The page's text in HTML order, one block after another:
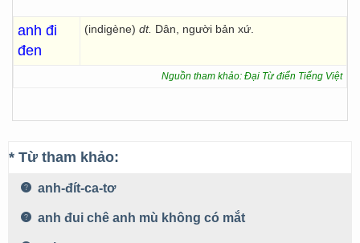
anh đi
đen
(indigène) dt. Dân, người bản xứ.
Nguồn tham khảo: Đại Từ điển Tiếng Việt
* Từ tham khảo:
anh-đít-ca-tơ
anh đui chê anh mù không có mắt